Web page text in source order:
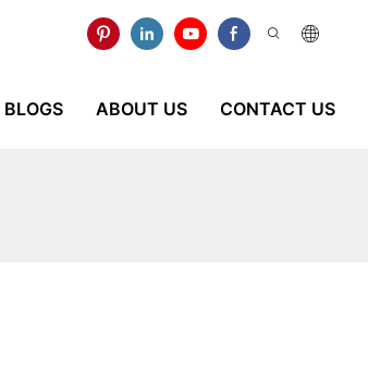
BLOGS ABOUT US CONTACT US